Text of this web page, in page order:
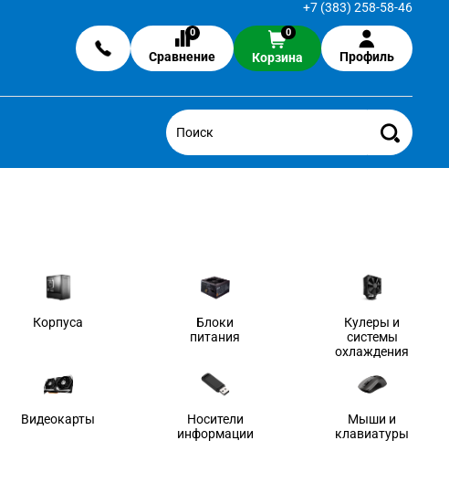
+7 (383) 258-58-46
0
Сравнение
0
Корзина Профиль
Корпуса
Блоки
питания
Кулеры и
системы
охлаждения
Видеокарты
Носители
информации
Мыши и
клавиатуры